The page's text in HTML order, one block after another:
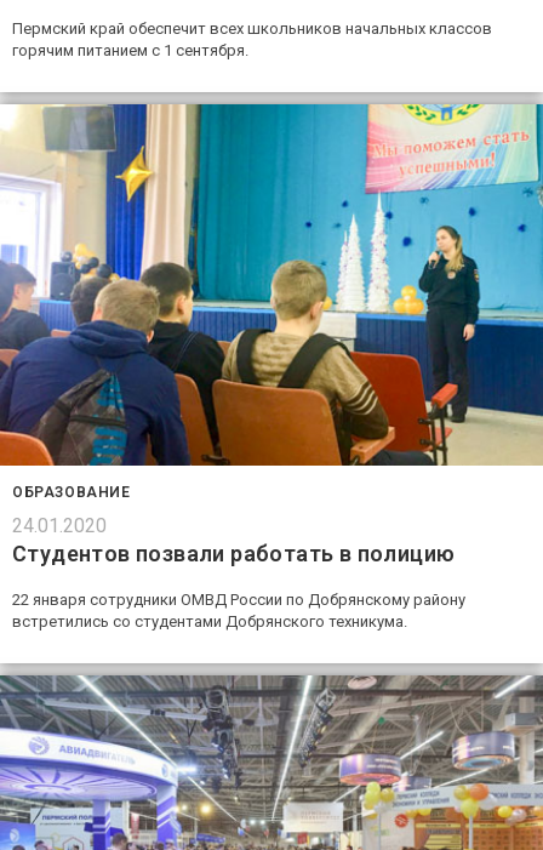
Пермский край обеспечит всех школьников начальных классов
горячим питанием с 1 сентября.
ОБРАЗОВАНИЕ
24.01.2020
Студентов позвали работать в полицию
22 января сотрудники ОМВД России по Добрянскому району
встретились со студентами Добрянского техникума.